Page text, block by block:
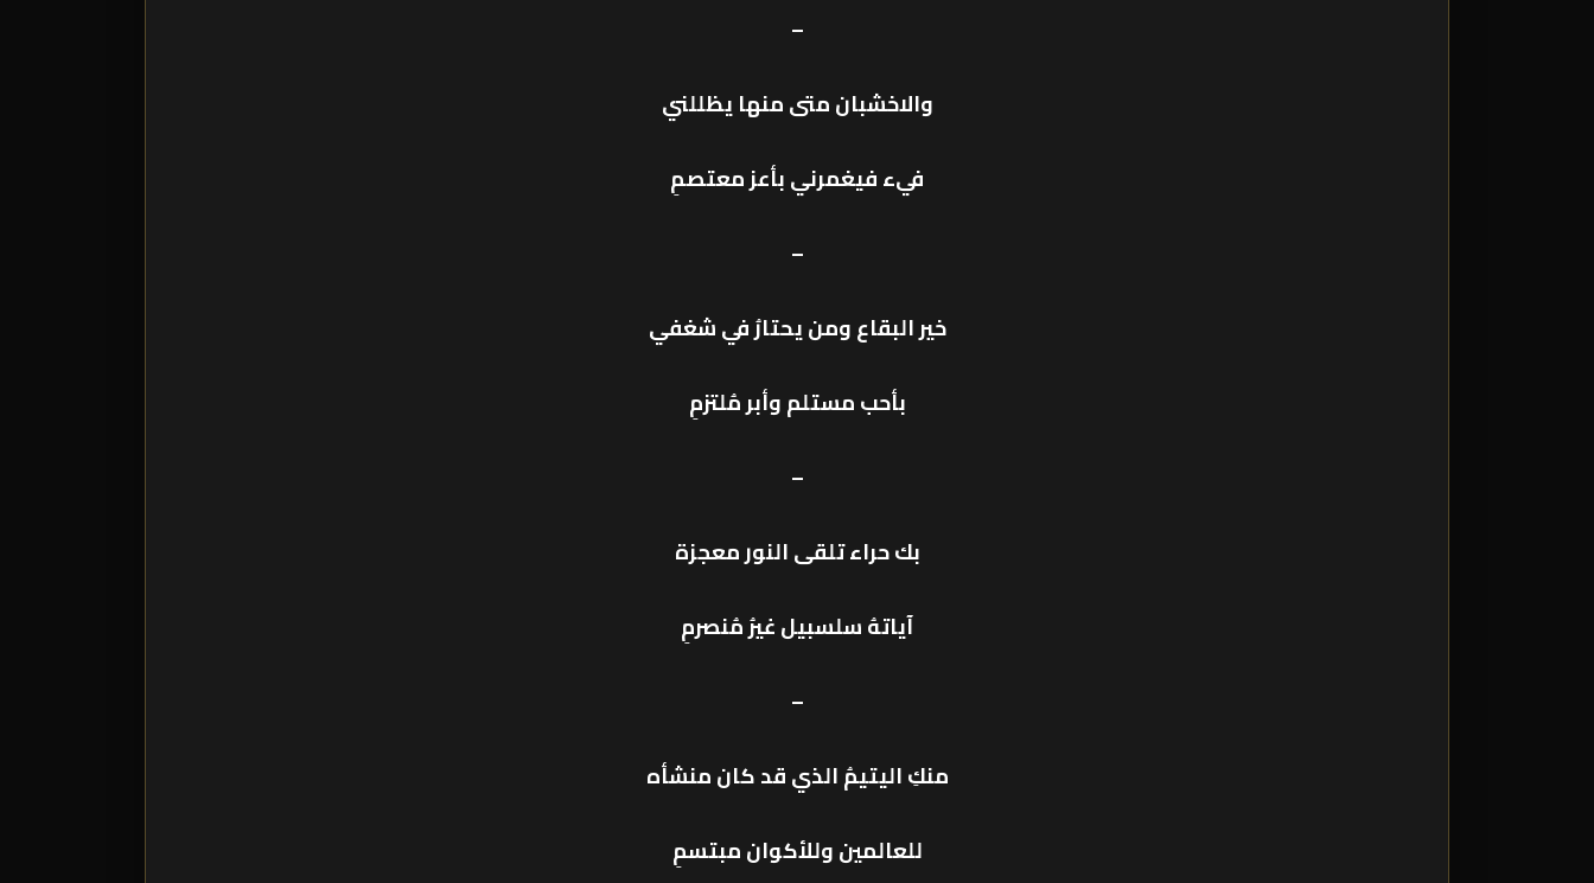
–
والاخشبان متى منها يظللني
فيء فيغمرني بأعز معتصمِ
–
خير البقاع ومن يحتارُ في شغفي
بأحب مستلم وأبر مُلتزمِ
–
بك حراء تلقى النور معجزة
آياتهُ سلسبيل غيرُ مُنصرمِ
–
منكِ اليتيمُ الذي قد كان منشأه
للعالمين وللأكوان مبتسمِ